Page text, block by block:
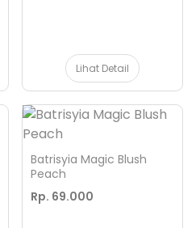
Lihat Detail
Batrisyia Magic Blush
Peach
Rp. 69.000